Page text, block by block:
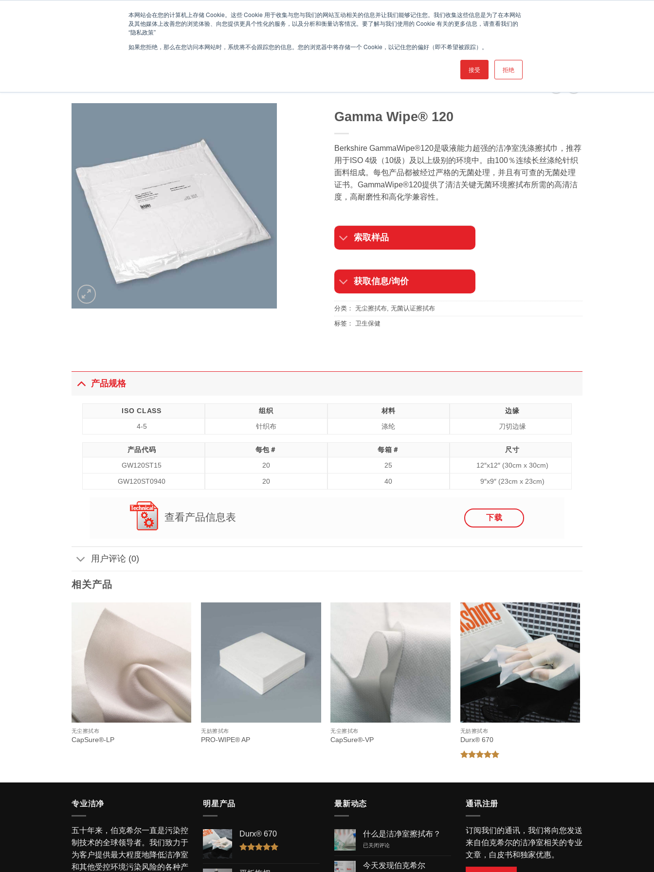
本网站会在您的计算机上存储 Cookie。这些 Cookie 用于收集与您与我们的网站互动相关的信息并让我们能够记住您。我们收集这些信息是为了在本网站
及其他媒体上改善您的浏览体验、向您提供更具个性化的服务，以及分析和衡量访客情况。要了解与我们使用的 Cookie 有关的更多信息，请查看我们的
“隐私政策”
如果您拒绝，那么在您访问本网站时，系统将不会跟踪您的信息。您的浏览器中将存储一个 Cookie，以记住您的偏好（即不希望被跟踪）。
接受 拒绝
关于伯克希尔公司 工业
Gamma Wipe® 120
Berkshire GammaWipe®120是吸液能力超强的洁净室洗涤擦拭巾，推荐
用于ISO 4级（10级）及以上级别的环境中。由100％连续长丝涤纶针织
面料组成。每包产品都被经过严格的无菌处理，并且有可查的无菌处理
证书。GammaWipe®120提供了清洁关键无菌环境擦拭布所需的高清洁
度，高耐磨性和高化学兼容性。
索取样品
获取信息/询价
分类： 无尘擦拭布 无菌认证擦拭布
标签： 卫生保健
产品规格
ISO CLASS 组织 材料
边缘
4-5
针织布 涤纶 刀切边缘
产品代码 每包＃ 每箱＃
尺寸
GW120ST15
20 25 12″x12″ (30cm x 30cm)
GW120ST0940 20 40 9″x9″ (23cm x 23cm)
查看产品信息表 下载
用户评论 (0)
相关产品
无尘擦拭布
CapSure®-LP
无妨擦拭布
PRO-WIPE® AP
无尘擦拭布
CapSure®-VP
无妨擦拭布
Durx® 670
专业洁净
五十年来，伯克希尔一直是污染控
制技术的全球领导者。我们致力于
为客户提供最大程度地降低洁净室
和其他受控环境污染风险的各种产
明星产品
Durx® 670
最新动态
什么是洁净室擦拭布？
什
是
洁
已关闭评论
今天发现伯克希尔
通讯注册
订阅我们的通讯，我们将向您发送
来自伯克希尔的洁净室相关的专业
文章，白皮书和独家优惠。